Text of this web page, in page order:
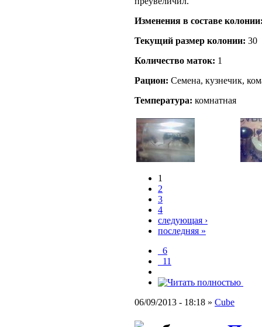
Изменения в составе
Текущий размер кoлонии: 30
Количество маток: 1
Рацион: Семена, кузнечик,
Температура: комнатная
1
2
3
4
следующая ›
последняя »
_6
_11
06/09/2013 - 18:18 » Cube